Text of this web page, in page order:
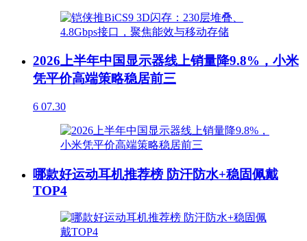
2026上半年中国显示器线上销量降9.8%，小米
凭平价高端策略稳居前三
6 07.30
哪款好运动耳机推荐榜 防汗防水+稳固佩戴
TOP4